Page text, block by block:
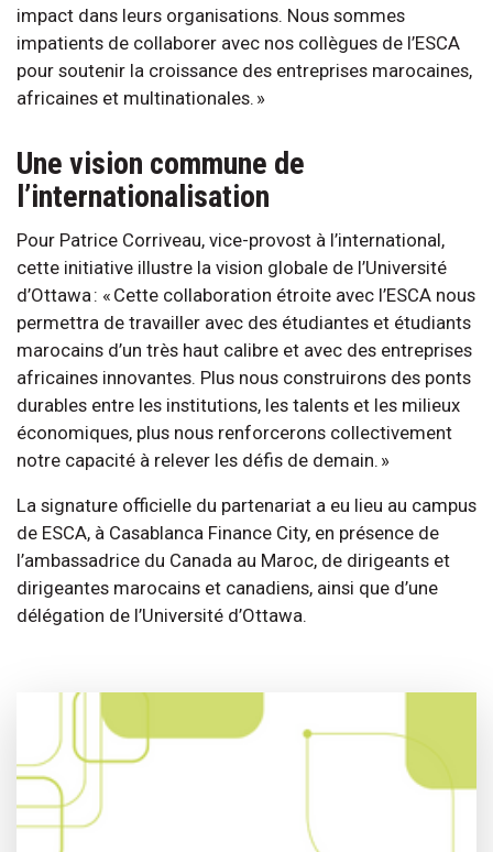
impact dans leurs organisations. Nous sommes
impatients de collaborer avec nos collègues de l’ESCA
pour soutenir la croissance des entreprises marocaines,
africaines et multinationales. »
Une vision commune de
l’internationalisation
Pour Patrice Corriveau, vice-provost à l’international,
cette initiative illustre la vision globale de l’Université
d’Ottawa : « Cette collaboration étroite avec l’ESCA nous
permettra de travailler avec des étudiantes et étudiants
marocains d’un très haut calibre et avec des entreprises
africaines innovantes. Plus nous construirons des ponts
durables entre les institutions, les talents et les milieux
économiques, plus nous renforcerons collectivement
notre capacité à relever les défis de demain. »
La signature officielle du partenariat a eu lieu au campus
de ESCA, à Casablanca Finance City, en présence de
l’ambassadrice du Canada au Maroc, de dirigeants et
dirigeantes marocains et canadiens, ainsi que d’une
délégation de l’Université d’Ottawa.